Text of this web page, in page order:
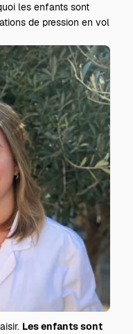
les enfants sont
de pression en vol
Les enfants sont